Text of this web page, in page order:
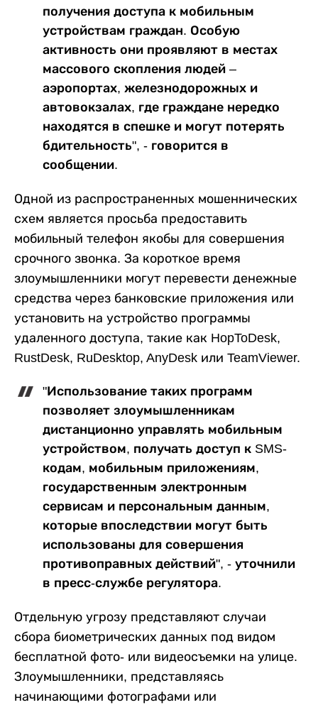
получения доступа к мобильным
устройствам граждан. Особую
активность они проявляют в местах
массового скопления людей –
аэропортах, железнодорожных и
автовокзалах, где граждане нередко
находятся в спешке и могут потерять
бдительность", - говорится в
сообщении.
Одной из распространенных мошеннических
схем является просьба предоставить
мобильный телефон якобы для совершения
срочного звонка. За короткое время
злоумышленники могут перевести денежные
средства через банковские приложения или
установить на устройство программы
удаленного доступа, такие как HopToDesk,
RustDesk, RuDesktop, AnyDesk или TeamViewer.
"Использование таких программ
позволяет злоумышленникам
дистанционно управлять мобильным
устройством, получать доступ к SMS-
кодам, мобильным приложениям,
государственным электронным
сервисам и персональным данным,
которые впоследствии могут быть
использованы для совершения
противоправных действий", - уточнили
в пресс-службе регулятора.
Отдельную угрозу представляют случаи
сбора биометрических данных под видом
бесплатной фото- или видеосъемки на улице.
Злоумышленники, представляясь
начинающими фотографами или